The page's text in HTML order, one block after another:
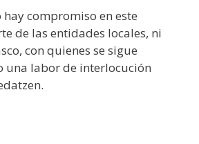
hay compromiso en este
de las entidades locales, ni
con quienes se sigue
una labor de interlocución